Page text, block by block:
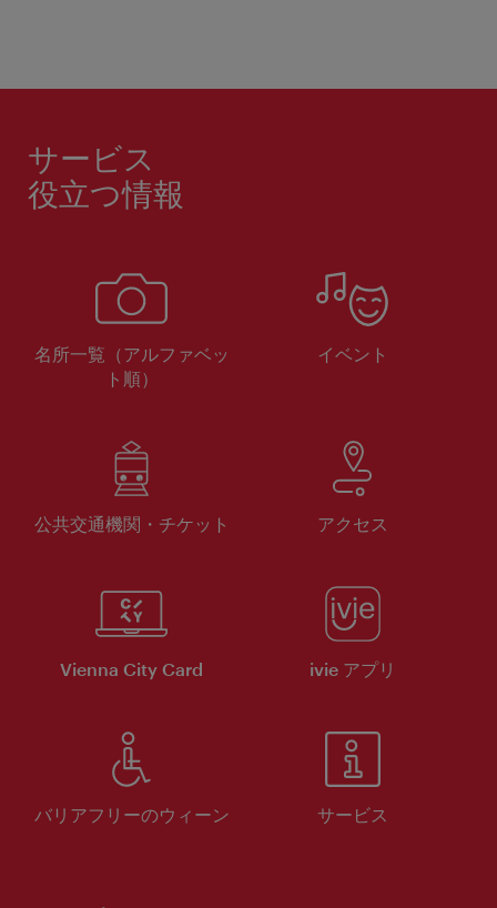
サービス
役立つ情報
名所一覧（アルファベッ
ト順）
イベント
公共交通機関・チケット アクセス
Vienna City Card ivie アプリ
バリアフリーのウィーン サービス